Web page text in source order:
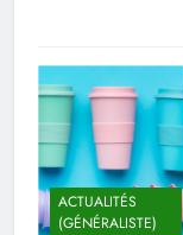
ACTUALITÉS
(GÉNÉRALISTE)